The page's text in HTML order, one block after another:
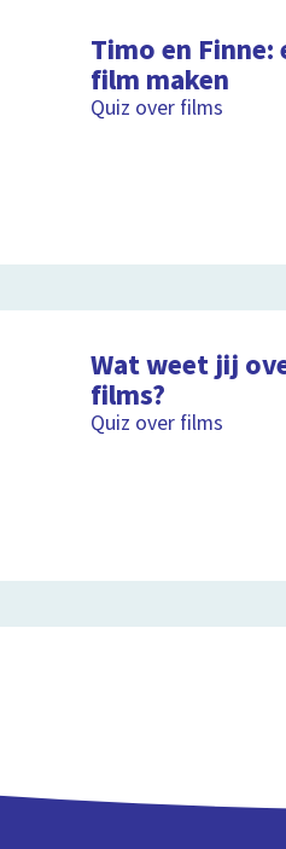
Timo en Finne:
film maken
Quiz over films
Wat weet jij
films?
Quiz over films